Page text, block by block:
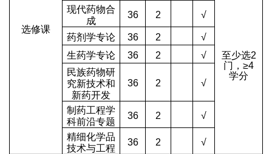
选修课
至少选2
门， ≥4
学分
现代药物合
成
36 2 √
药剂学专论 36 2
√
生药学专论
36 2
√
民族药物研
究新技术和
新药开发
36 2 √
制药工程学
科前沿专题
36 2 √
精细化学品
技术与工程
36 2 √